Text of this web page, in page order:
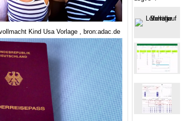
Kind Usa Vorlage , bron:adac.de